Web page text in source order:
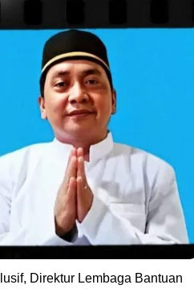
Direktur Lembaga Bantuan